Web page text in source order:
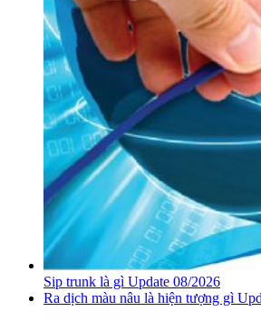
Sip trunk là gì Update 08/2026
Ra dịch màu nâu là hiện tượng gì